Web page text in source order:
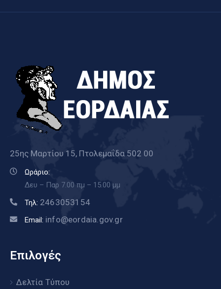
25ης Μαρτίου 15, Πτολεμαΐδα 502 00
Ωράριο:
Δευ – Παρ 7.00 πμ – 15.00 μμ
Τηλ: 2463053154
Email: info@eordaia.gov.gr
Επιλογές
Δελτία Τύπου